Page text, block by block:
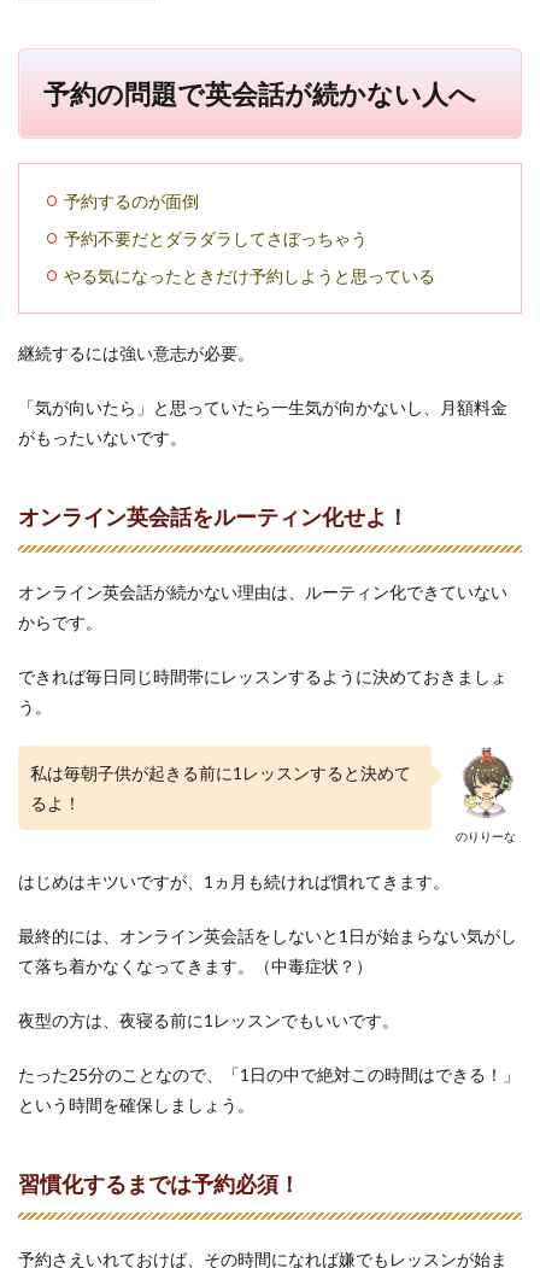
英会
話が
ない
人へ
1.1
オン
ライ
ン英
をル
ィン
よ！
1.2
るま
では
予約
須！
1.3
気が
や
る！
2
お気
りの
講師
つか
らな
人気
の講
師を
して
おく
べ
予約の問題で英会話が続かない人へ
予約するのが面倒
予約不要だとダラダラしてさぼっちゃう
やる気になったときだけ予約しようと思っている
継続するには強い意志が必要。
「気が向いたら」と思っていたら一生気が向かないし、月額料金
がもったいないです。
オンライン英会話をルーティン化せよ！
オンライン英会話が続かない理由は、ルーティン化できていない
からです。
できれば毎日同じ時間帯にレッスンするように決めておきましょ
う。
のりりーな
私は毎朝子供が起きる前に1レッスンすると決めて
るよ！
はじめはキツいですが、1ヵ月も続ければ慣れてきます。
最終的には、オンライン英会話をしないと1日が始まらない気がし
て落ち着かなくなってきます。（中毒症状？）
夜型の方は、夜寝る前に1レッスンでもいいです。
たった25分のことなので、「1日の中で絶対この時間はできる！」
という時間を確保しましょう。
習慣化するまでは予約必須！
予約さえいれておけば、その時間になれば嫌でもレッスンが始ま